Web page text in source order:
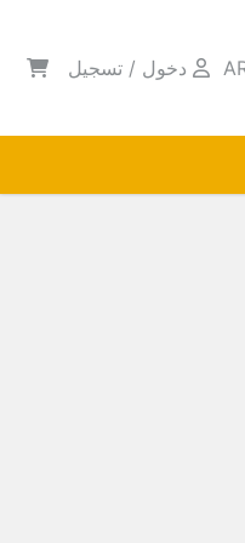
دخول / تسجيل